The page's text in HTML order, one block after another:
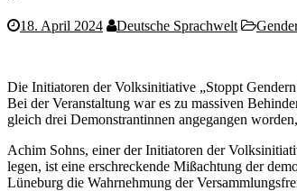
18. April 2024 Deutsche Sprachwelt
Die Initiatoren der Volksinitiative „Stoppt
Bei der Veranstaltung war es zu massiven
gleich drei Demonstrantinnen angegangen
Achim Sohns, einer der Initiatoren der
legen, ist eine erschreckende Mißachtung der
Lüneburg die Wahrnehmung der